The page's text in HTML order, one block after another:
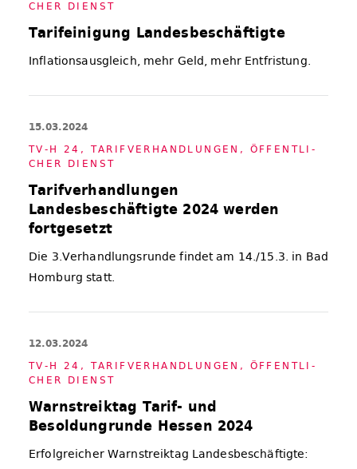
CHER DIENST
Tarifeinigung Landesbeschäftigte
Inflationsausgleich, mehr Geld, mehr Entfristung.
15.03.2024
TV-H 24 , TA­RIF­VER­HAND­LUN­GEN , ÖF­FENT­LI­
CHER DIENST
Tarifverhandlungen
Landesbeschäftigte 2024 werden
fortgesetzt
Die 3.Verhandlungsrunde findet am 14./15.3. in Bad
Homburg statt.
12.03.2024
TV-H 24 , TA­RIF­VER­HAND­LUN­GEN , ÖF­FENT­LI­
CHER DIENST
Warnstreiktag Tarif- und
Besoldungrunde Hessen 2024
Erfolgreicher Warnstreiktag Landesbeschäftigte: